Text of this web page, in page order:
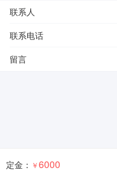
联系人
联系电话
留言
定金： ￥6000